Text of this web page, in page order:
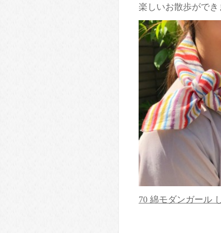
楽しいお散歩がで
70 綿モダンガール